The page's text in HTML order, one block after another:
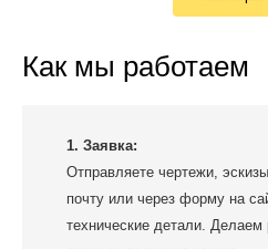
Как мы работаем
1. Заявка:
Отправляете чертежи,
почту или через форму на
технические детали. Делаем